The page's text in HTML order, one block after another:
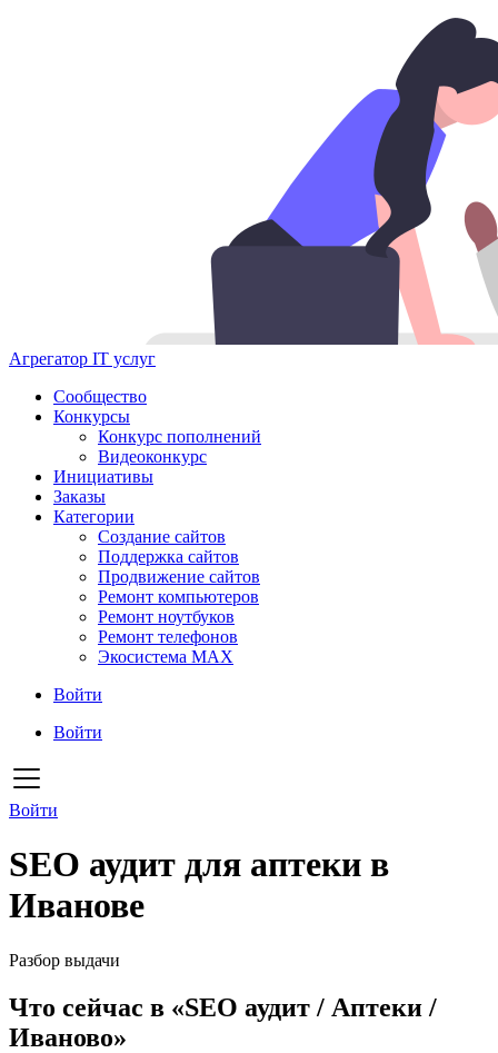
Агрегатор IT услуг
Сообщество
Конкурсы
Конкурс пополнений
Видеоконкурс
Инициативы
Заказы
Категории
Создание сайтов
Поддержка сайтов
Продвижение сайтов
Ремонт компьютеров
Ремонт ноутбуков
Ремонт телефонов
Экосистема MAX
Войти
Войти
Войти
SEO аудит для аптеки в
Иванове
Разбор выдачи
Что сейчас в «SEO аудит / Аптеки /
Иваново»